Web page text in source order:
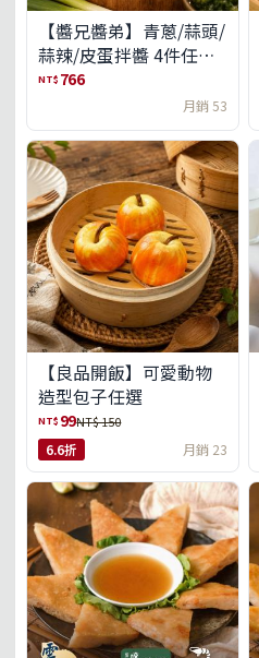
【醬兄醬弟】青蔥/蒜頭/
蒜辣/皮蛋拌醬 4件任選
(免運組)
NT$ 766
月銷 53
【良品開飯】可愛動物
造型包子任選
NT$ 99NT$ 150
6.6折 月銷 23